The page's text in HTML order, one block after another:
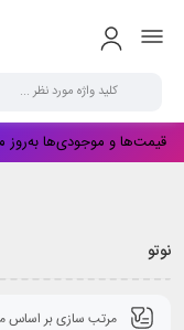
قیمت‌ها و موجودی‌ها به‌روز
نوتو